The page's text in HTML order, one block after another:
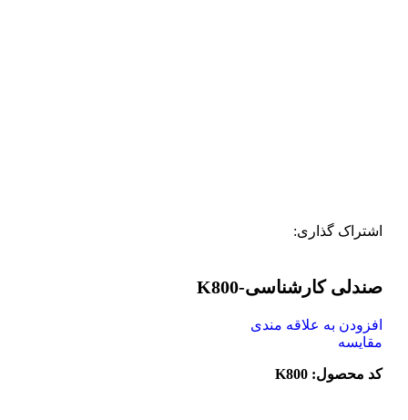
اشتراک گذاری:
صندلی کارشناسی-K800
افزودن به علاقه مندی
مقایسه
کد محصول: K800